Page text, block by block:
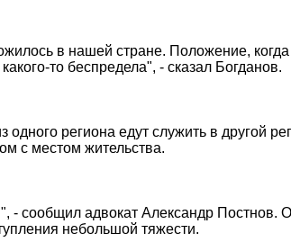
в нашей стране. Положение,
то беспредела", - сказал Богданов.
региона едут служить в другой
с местом жительства.
сообщил адвокат Александр Постнов.
небольшой тяжести.